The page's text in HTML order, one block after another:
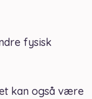
fysisk
kan også være